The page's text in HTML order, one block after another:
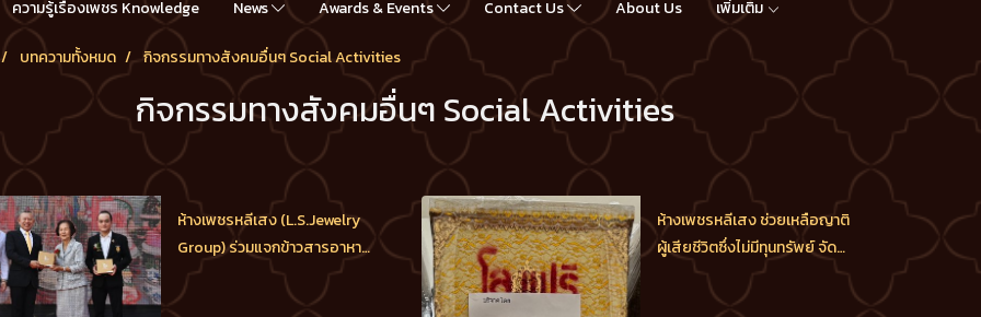
ความรู้เรื่องเพชร Knowledge News Awards & Events Contact Us About Us เพิ่มเติม
บทความทั้งหมด กิจกรรมทางสังคมอื่นๆ Social Activities
กิจกรรมทางสังคมอื่นๆ Social Activities
ห้างเพชรหลีเสง (L.S.Jewelry
Group) ร่วมแจกข้าวสารอาหาร
แห้งให้กับชาวชุมชน 1,000
ครอบครัว 15 ชุมชน พร้อมมอบ
ห้างเพชรหลีเสง ช่วยเหลือญาติ
ผู้เสียชีวิตซึ่งไม่มีทุนทรัพย์ จัด
ซื้อโลง และนำส่งประกอบพิธี
ส่งดวงวิญญาณสู่สุขคติ เป็น